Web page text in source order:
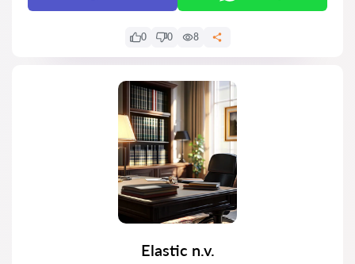
0 0 8
Elastic n.v.